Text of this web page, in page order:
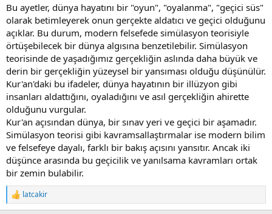
Bu ayetler, dünya hayatını bir "oyun", "oyalanma", "geçici süs"
olarak betimleyerek onun gerçekte aldatıcı ve geçici olduğunu
açıklar. Bu durum, modern felsefede simülasyon teorisiyle
örtüşebilecek bir dünya algısına benzetilebilir. Simülasyon
teorisinde de yaşadığımız gerçekliğin aslında daha büyük ve
derin bir gerçekliğin yüzeysel bir yansıması olduğu düşünülür.
Kur'an'daki bu ifadeler, dünya hayatının bir illüzyon gibi
insanları aldattığını, oyaladığını ve asıl gerçekliğin ahirette
olduğunu vurgular.
Kur'an açısından dünya, bir sınav yeri ve geçici bir aşamadır.
Simülasyon teorisi gibi kavramsallaştırmalar ise modern bilim
ve felsefeye dayalı, farklı bir bakış açısını yansıtır. Ancak iki
düşünce arasında bu geçicilik ve yanılsama kavramları ortak
bir zemin bulabilir.
R
e
latcakir